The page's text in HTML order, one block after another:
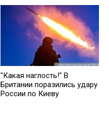
"Какая наглость!" В
Британии поразились удару
России по Киеву